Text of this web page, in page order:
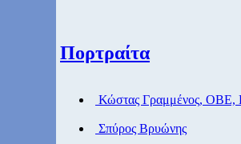
Πορτραίτα
Κώστας Γραμμένος, ΟΒΕ,
Σπύρος Βρυώνης